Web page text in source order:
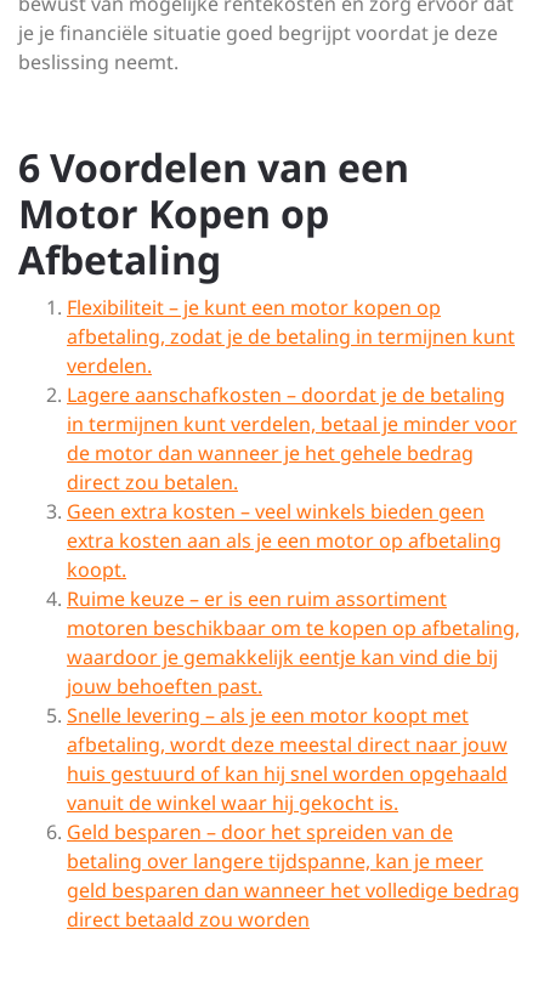
je je financiële situatie goed begrijpt voordat je deze
beslissing neemt.
6 Voordelen van een
Motor Kopen op
Afbetaling
Flexibiliteit – je kunt een motor kopen op
afbetaling, zodat je de betaling in termijnen kunt
verdelen.
Lagere aanschafkosten – doordat je de betaling
in termijnen kunt verdelen, betaal je minder voor
de motor dan wanneer je het gehele bedrag
direct zou betalen.
Geen extra kosten – veel winkels bieden geen
extra kosten aan als je een motor op afbetaling
koopt.
Ruime keuze – er is een ruim assortiment
motoren beschikbaar om te kopen op afbetaling,
waardoor je gemakkelijk eentje kan vind die bij
jouw behoeften past.
Snelle levering – als je een motor koopt met
afbetaling, wordt deze meestal direct naar jouw
huis gestuurd of kan hij snel worden opgehaald
vanuit de winkel waar hij gekocht is.
Geld besparen – door het spreiden van de
betaling over langere tijdspanne, kan je meer
geld besparen dan wanneer het volledige bedrag
direct betaald zou worden